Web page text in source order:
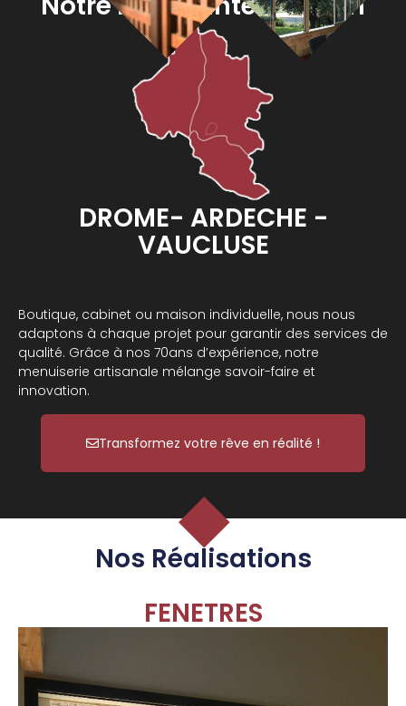
DROME- ARDECHE -
VAUCLUSE
Boutique, cabinet ou maison individuelle, nous nous
adaptons à chaque projet pour garantir des services de
qualité. Grâce à nos 70ans d’expérience, notre
menuiserie artisanale mélange savoir-faire et
innovation.
Transformez votre rêve en réalité !
Nos Réalisations
FENETRES